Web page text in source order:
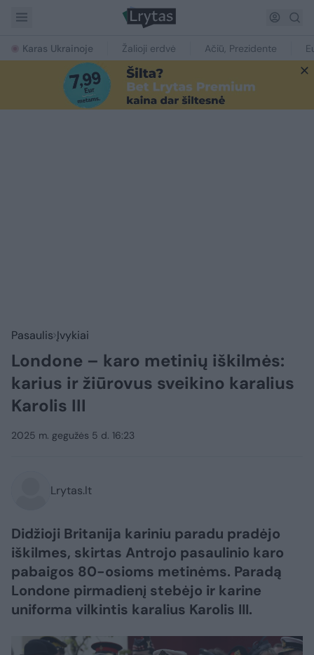
Karas Ukrainoje Žalioji erdvė Ačiū, Prezidente
Pasaulis Įvykiai
Londone – karo metinių iškilmės:
karius ir žiūrovus sveikino karalius
Karolis III
2025 m. gegužės 5 d. 16:23
Lrytas.lt
Didžioji Britanija kariniu paradu pradėjo
iškilmes, skirtas Antrojo pasaulinio karo
pabaigos 80-osioms metinėms. Paradą
Londone pirmadienį stebėjo ir karine
uniforma vilkintis karalius Karolis III.